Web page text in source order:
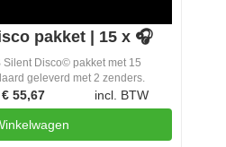
pakket | 15 x 🎧
Silent Disco© pakket met 15
geleverd met 2 zenders.
€ 55,67 incl. BTW